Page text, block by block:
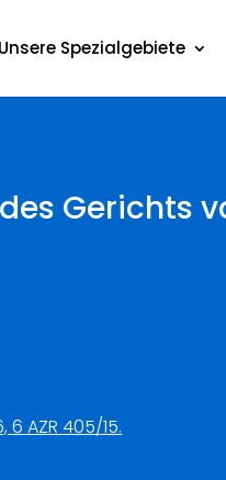
Unsere Spezialgebiete
Gerichts
AZR 405/15.